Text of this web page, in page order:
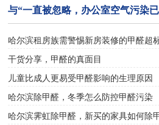
与“一直被忽略，办公室空气污染
哈尔滨租房族需警惕新房装修的甲醛超
干货分享，甲醛的真面目
儿童比成人更易受甲醛影响的生理原因
哈尔滨除甲醛，冬季怎么防控甲醛污染
哈尔滨霁虹除甲醛，新买的家具如何除